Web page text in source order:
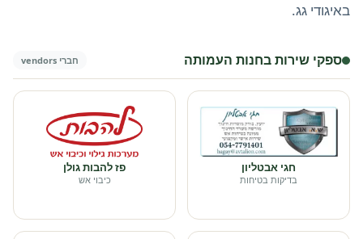
באיגודי גג.
ספקי שירות בחנות העמותה חברי vendors
חגי אבטליון
בדיקות בטיחות
פז להבות גולן
כיבוי אש